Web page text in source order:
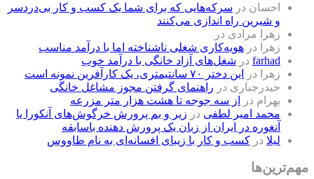
احسان در سرکه‌هایی که برای شما یک کسب و کار بی‌دردسر
و شیرین راه اندازی می‌کنند
زهرا مرادی در
زهرا
در هویه‌کاری شغلی ناشناخته اما با درآمد مناسب
farhad در شغل‌های آزاد خانگی با درآمد خوب
زهرا
در
این دختر ۷۰ سانتیمتری، یک کارآفرین نمونه است
حیدرجباری در راهنمای گرفتن مجوز مشاغل خانگی
بهرام در
از سه جوجه تا هشت هزار متر مزرعه
محمد امیر لطفی در زیر و بم پرورش خرگوش‌های آنکورا یا
آنغوره در ایران از زبان یک پرورش دهنده باسابقه
لیلا در کسب و کار با زیبای افسانه‌ای به نام طاووس
مهم‌ترین‌ها